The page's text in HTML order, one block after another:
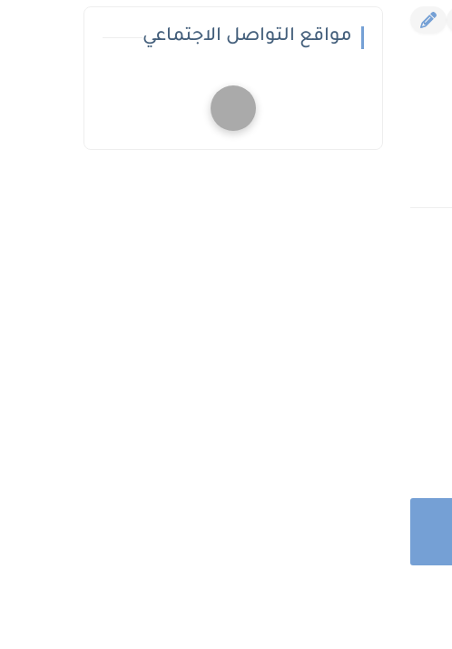
مواقع التواصل الاجتماعي